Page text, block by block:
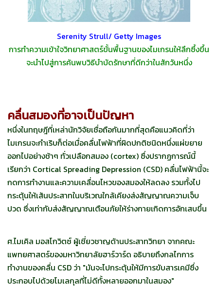
Serenity Strull/ Getty Images
การทำความเข้าใจวิทยาศาสตร์ขั้นพื้นฐานของไมเกรนให้ลึกซึ้งขึ้น
จะนำไปสู่การค้นพบวิธีบำบัดรักษาที่ดีกว่าในสักวันหนึ่ง
คลื่นสมองที่อาจเป็นปัญหา
หนึ่งในทฤษฎีที่เหล่านักวิจัยเชื่อถือกันมากที่สุดคือแนวคิดที่ว่า
ไมเกรนจะกำเริบก็ต่อเมื่อคลื่นไฟฟ้าที่ผิดปกติชนิดหนึ่งแผ่ขยาย
ออกไปอย่างช้าๆ ทั่วเปลือกสมอง (cortex) ซึ่งปรากฏการณ์นี้
เรียกว่า Cortical Spreading Depression (CSD) คลื่นไฟฟ้านี้จะ
กดการทำงานและความเคลื่อนไหวของสมองให้ลดลง รวมทั้งไป
กระตุ้นให้เส้นประสาทในบริเวณใกล้เคียงส่งสัญญาณความเจ็บ
ปวด ซึ่งเท่ากับส่งสัญญาณเตือนภัยให้ร่างกายเกิดการอักเสบขึ้น
ศ.ไมเคิล มอสโกวิตซ์ ผู้เชี่ยวชาญด้านประสาทวิทยา จากคณะ
แพทยศาสตร์ของมหาวิทยาลัยฮาร์วาร์ด อธิบายถึงกลไกการ
ทำงานของคลื่น CSD ว่า "มันจะไปกระตุ้นให้มีการขับสารเคมีซึ่ง
ประกอบไปด้วยโมเลกุลที่ไม่ดีทั้งหลายออกมาในสมอง"